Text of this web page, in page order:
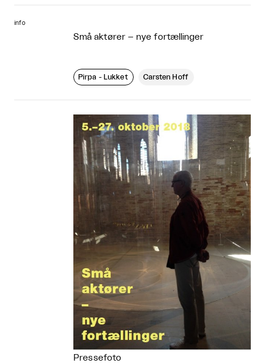
info
Små aktører – nye fortællinger
Pirpa - Lukket Carsten Hoff
Pressefoto